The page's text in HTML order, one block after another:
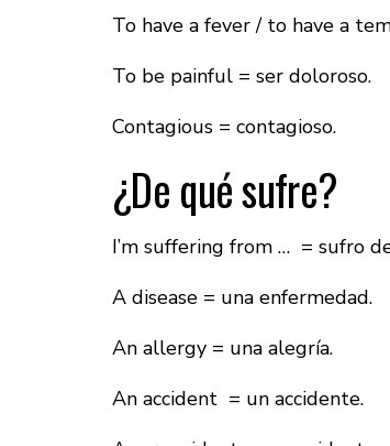
To have a fever / to have a
To be painful = ser doloroso.
Contagious = contagioso.
¿De qué sufre?
I’m suffering from … = sufro
A disease = una enfermedad.
An allergy = una alegría.
An accident = un accidente.